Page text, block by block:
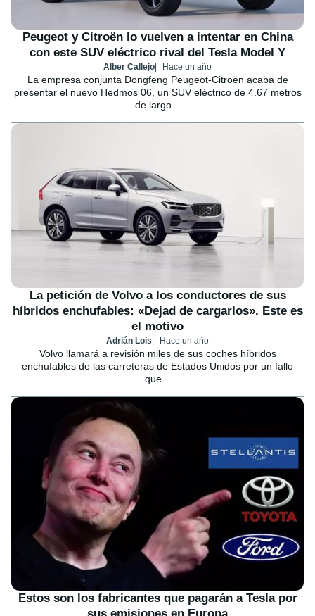
Peugeot y Citroën lo vuelven a intentar en China
con este SUV eléctrico rival del Tesla Model Y
Alber Callejo Hace un año
La empresa conjunta Dongfeng Peugeot-Citroën acaba de
presentar el nuevo Hedmos 06, un SUV eléctrico de 4.67 metros
de largo...
La petición de Volvo a los conductores de sus
híbridos enchufables: «Dejad de cargarlos». Este es
el motivo
Adrián Lois Hace un año
Volvo llamará a revisión miles de sus coches híbridos
enchufables de las carreteras de Estados Unidos por un fallo
que...
Estos son los fabricantes que pagarán a Tesla por